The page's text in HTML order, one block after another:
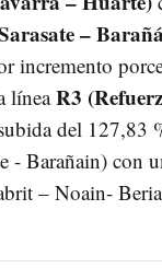
–
incremento
líneaR3
del 127,83
- Barañain) con
– Noain-